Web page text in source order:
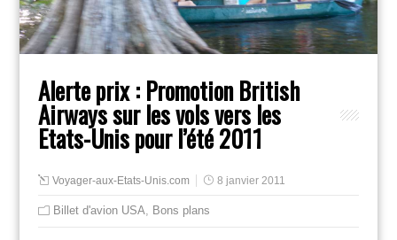
Alerte prix : Promotion British
Airways sur les vols vers les
Etats-Unis pour l’été 2011
Voyager-aux-Etats-Unis.com 8 janvier 2011
Billet d'avion USA Bons plans